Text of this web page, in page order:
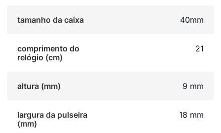
tamanho da caixa 40mm
comprimento do
relógio (cm)
21
altura (mm) 9 mm
largura da pulseira
(mm)
18 mm